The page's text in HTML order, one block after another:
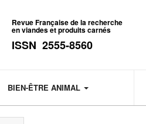
Revue Française de la recherche
en viandes et produits carnés
ISSN 2555-8560
BIEN-ÊTRE ANIMAL